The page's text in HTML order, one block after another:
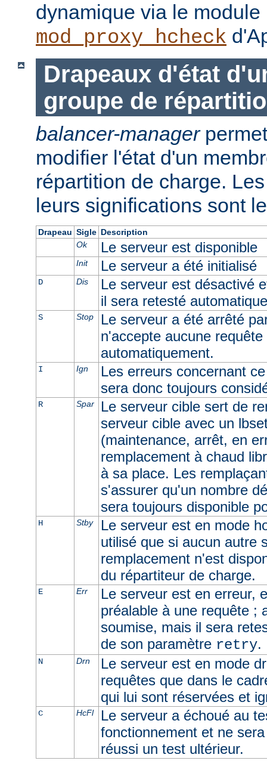
dynamique via le module
mod_proxy_hcheck
Drapeaux d'état
groupe de
balancer-manager
modifier l'état d'un
répartition de charge.
leurs significations sont
Drapeau Sigle Description
Ok
Le serveur est disponible
Init Le serveur a été initialisé
D Dis
Le serveur est désactivé
il sera retesté
S Stop
Le serveur a été arrêté
n'accepte aucune
automatiquement.
I Ign
Les erreurs concernant
sera donc toujours
R Spar
Le serveur cible sert de
serveur cible avec un
(maintenance, arrêt, en
remplacement à chaud
à sa place. Les
s'assurer qu'un nombre
sera toujours disponible
H Stby
Le serveur est en mode
utilisé que si aucun autre
remplacement n'est
du répartiteur de charge.
E Err
Le serveur est en erreur,
préalable à une requête ;
soumise, mais il sera
de son paramètre retry.
N Drn
Le serveur est en mode
requêtes que dans le
qui lui sont réservées et
C HcFl
Le serveur a échoué au
fonctionnement et ne
réussi un test ultérieur.